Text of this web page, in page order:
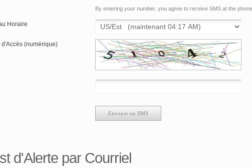
By entering your number, you agree to receive SMS at the
Horaire
d'Accès (numérique)
d'Alerte par Courriel